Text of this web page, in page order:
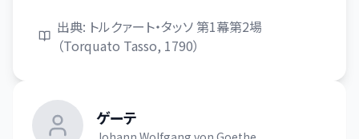
出典: トルクァート・タッソ 第1幕第2場
（Torquato Tasso, 1790）
ゲーテ